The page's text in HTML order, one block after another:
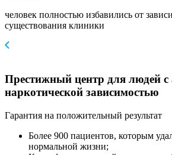
человек полностью избавились от
существования клиники
Престижный центр для людей с
наркотической зависимостью
Гарантия на положительный результат
Более 900 пациентов, которым
нормальной жизни;